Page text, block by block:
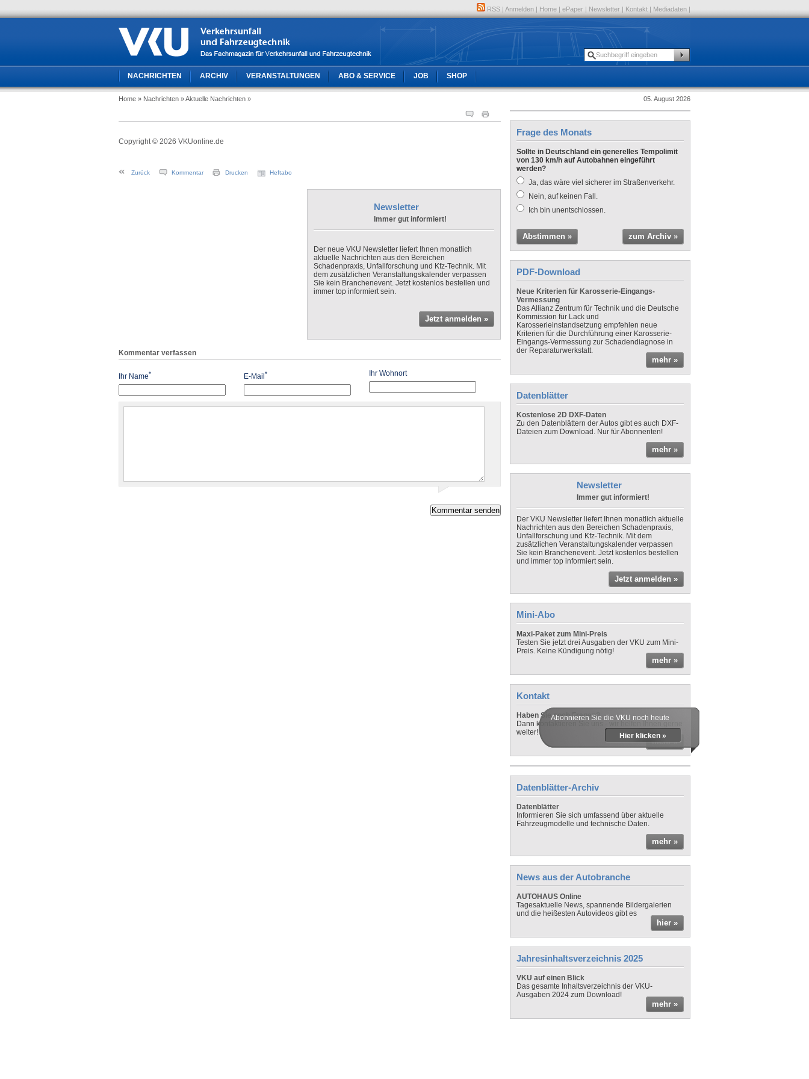
RSS | Anmelden | Home | ePaper | Newsletter | Kontakt | Mediadaten |
NACHRICHTEN ARCHIV VERANSTALTUNGEN ABO & SERVICE JOB SHOP
Home » Nachrichten » Aktuelle Nachrichten » 05. August 2026
Copyright © 2026 VKUonline.de
Zurück Kommentar Drucken Heftabo
Newsletter
Immer gut informiert!
Der neue VKU Newsletter liefert Ihnen monatlich
aktuelle Nachrichten aus den Bereichen
Schadenpraxis, Unfallforschung und Kfz-Technik. Mit
dem zusätzlichen Veranstaltungskalender verpassen
Sie kein Branchenevent. Jetzt kostenlos bestellen und
immer top informiert sein.
Jetzt anmelden »
Kommentar verfassen
Ihr Name* E-Mail * Ihr Wohnort
Frage des Monats
Sollte in Deutschland ein generelles Tempolimit
von 130 km/h auf Autobahnen eingeführt
werden?
Ja, das wäre viel sicherer im Straßenverkehr.
Nein, auf keinen Fall.
Ich bin unentschlossen.
Abstimmen » zum Archiv »
PDF-Download
Neue Kriterien für Karosserie-Eingangs-
Vermessung
Das Allianz Zentrum für Technik und die Deutsche
Kommission für Lack und
Karosserieinstandsetzung empfehlen neue
Kriterien für die Durchführung einer Karosserie-
Eingangs-Vermessung zur Schadendiagnose in
der Reparaturwerkstatt.
mehr »
Datenblätter
Kostenlose 2D DXF-Daten
Zu den Datenblättern der Autos gibt es auch DXF-
Dateien zum Download. Nur für Abonnenten!
mehr »
Newsletter
Immer gut informiert!
Der VKU Newsletter liefert Ihnen monatlich aktuelle
Nachrichten aus den Bereichen Schadenpraxis,
Unfallforschung und Kfz-Technik. Mit dem
zusätzlichen Veranstaltungskalender verpassen
Sie kein Branchenevent. Jetzt kostenlos bestellen
und immer top informiert sein.
Jetzt anmelden »
Mini-Abo
Maxi-Paket zum Mini-Preis
Testen Sie jetzt drei Ausgaben der VKU zum Mini-
Preis. Keine Kündigung nötig!
mehr »
Kontakt
Haben Sie noch Fragen?
Dann kontaktieren Sie uns - wir helfen Ihnen gerne
weiter!
mehr »
Abonnieren Sie die VKU noch heute
Hier klicken »
Datenblätter-Archiv
Datenblätter
Informieren Sie sich umfassend über aktuelle
Fahrzeugmodelle und technische Daten.
mehr »
News aus der Autobranche
AUTOHAUS Online
Tagesaktuelle News, spannende Bildergalerien
und die heißesten Autovideos gibt es
hier »
Jahresinhaltsverzeichnis 2025
VKU auf einen Blick
Das gesamte Inhaltsverzeichnis der VKU-
Ausgaben 2024 zum Download!
mehr »